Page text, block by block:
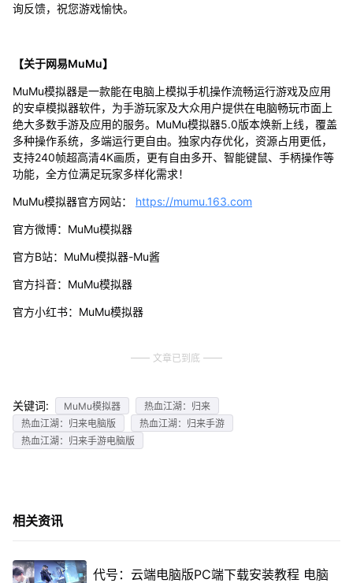
询反馈，祝您游戏愉快。
【关于网易MuMu】
MuMu模拟器是一款能在电脑上模拟手机操作流畅运行游戏及应用
的安卓模拟器软件，为手游玩家及大众用户提供在电脑畅玩市面上
绝大多数手游及应用的服务。MuMu模拟器5.0版本焕新上线，覆盖
多种操作系统，多端运行更自由。独家内存优化，资源占用更低，
支持240帧超高清4K画质，更有自由多开、智能键鼠、手柄操作等
功能，全方位满足玩家多样化需求！
MuMu模拟器官方网站： https://mumu.163.com
官方微博：MuMu模拟器
官方B站：MuMu模拟器-Mu酱
官方抖音：MuMu模拟器
官方小红书：MuMu模拟器
文章已到底
关键词: MuMu模拟器
热血江湖：归来
热血江湖：归来电脑版
热血江湖：归来手游
热血江湖：归来手游电脑版
相关资讯
代号：云端电脑版PC端下载安装教程 电脑